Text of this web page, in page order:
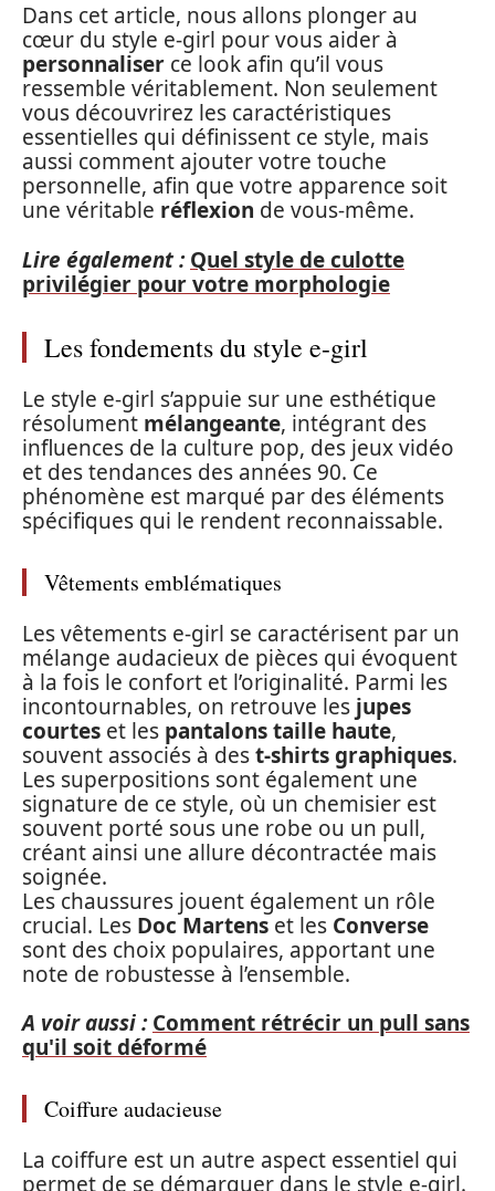
Dans cet article, nous allons plonger au
cœur du style e-girl pour vous aider à
personnaliser ce look afin qu’il vous
ressemble véritablement. Non seulement
vous découvrirez les caractéristiques
essentielles qui définissent ce style, mais
aussi comment ajouter votre touche
personnelle, afin que votre apparence soit
une véritable réflexion de vous-même.
Lire également : Quel style de culotte
privilégier pour votre morphologie
Les fondements du style e-girl
Le style e-girl s’appuie sur une esthétique
résolument mélangeante, intégrant des
influences de la culture pop, des jeux vidéo
et des tendances des années 90. Ce
phénomène est marqué par des éléments
spécifiques qui le rendent reconnaissable.
Vêtements emblématiques
Les vêtements e-girl se caractérisent par un
mélange audacieux de pièces qui évoquent
à la fois le confort et l’originalité. Parmi les
incontournables, on retrouve les jupes
courtes et les pantalons taille haute,
souvent associés à dest-shirts graphiques.
Les superpositions sont également une
signature de ce style, où un chemisier est
souvent porté sous une robe ou un pull,
créant ainsi une allure décontractée mais
soignée.
Les chaussures jouent également un rôle
crucial. Les Doc Martens et les Converse
sont des choix populaires, apportant une
note de robustesse à l’ensemble.
A voir aussi : Comment rétrécir un pull sans
qu'il soit déformé
Coiffure audacieuse
La coiffure est un autre aspect essentiel qui
permet de se démarquer dans le style e-girl.